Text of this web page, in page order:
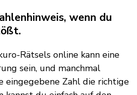
wenn du
Rätsels online kann eine
sein, und manchmal
eingegebene Zahl die richtige